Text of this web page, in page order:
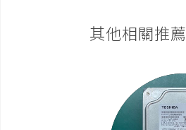
其他相關推薦